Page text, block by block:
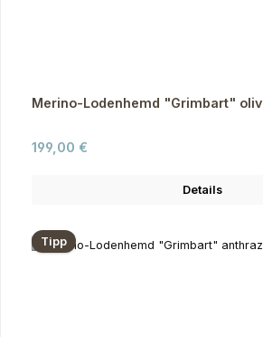
Merino-Lodenhemd "Grimbart" oliv
Regulärer Preis:
199,00 €
Details
Tipp